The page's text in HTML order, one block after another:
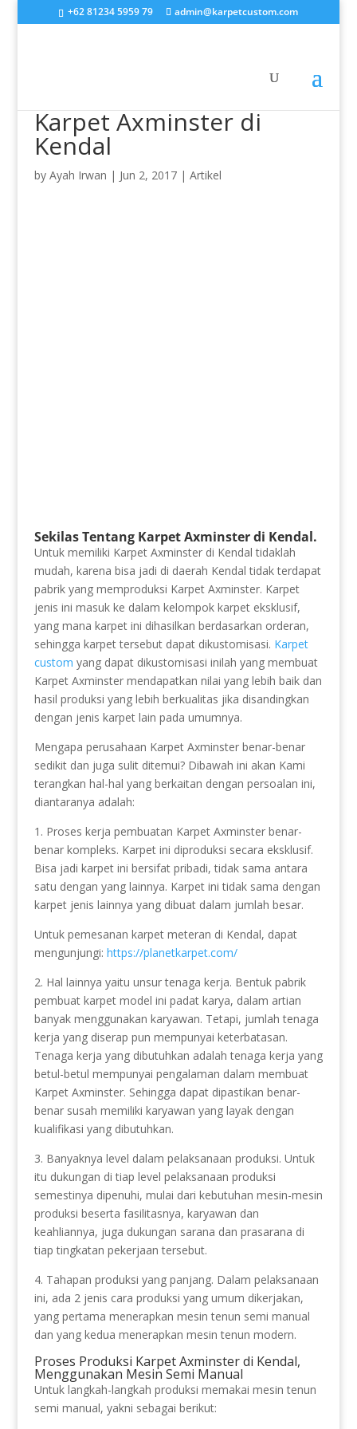
+62 81234 5959 79 admin@karpetcustom.com
Karpet Axminster di
Kendal
by Ayah Irwan | Jun 2, 2017| Artikel
Sekilas Tentang Karpet Axminster di Kendal.
Untuk memiliki Karpet Axminster di Kendal tidaklah
mudah, karena bisa jadi di daerah Kendal tidak terdapat
pabrik yang memproduksi Karpet Axminster. Karpet
jenis ini masuk ke dalam kelompok karpet eksklusif,
yang mana karpet ini dihasilkan berdasarkan orderan,
sehingga karpet tersebut dapat dikustomisasi. Karpet
custom yang dapat dikustomisasi inilah yang membuat
Karpet Axminster mendapatkan nilai yang lebih baik dan
hasil produksi yang lebih berkualitas jika disandingkan
dengan jenis karpet lain pada umumnya.
Mengapa perusahaan Karpet Axminster benar-benar
sedikit dan juga sulit ditemui? Dibawah ini akan Kami
terangkan hal-hal yang berkaitan dengan persoalan ini,
diantaranya adalah:
1. Proses kerja pembuatan Karpet Axminster benar-
benar kompleks. Karpet ini diproduksi secara eksklusif.
Bisa jadi karpet ini bersifat pribadi, tidak sama antara
satu dengan yang lainnya. Karpet ini tidak sama dengan
karpet jenis lainnya yang dibuat dalam jumlah besar.
Untuk pemesanan karpet meteran di Kendal, dapat
mengunjungi: https://planetkarpet.com/
2. Hal lainnya yaitu unsur tenaga kerja. Bentuk pabrik
pembuat karpet model ini padat karya, dalam artian
banyak menggunakan karyawan. Tetapi, jumlah tenaga
kerja yang diserap pun mempunyai keterbatasan.
Tenaga kerja yang dibutuhkan adalah tenaga kerja yang
betul-betul mempunyai pengalaman dalam membuat
Karpet Axminster. Sehingga dapat dipastikan benar-
benar susah memiliki karyawan yang layak dengan
kualifikasi yang dibutuhkan.
3. Banyaknya level dalam pelaksanaan produksi. Untuk
itu dukungan di tiap level pelaksanaan produksi
semestinya dipenuhi, mulai dari kebutuhan mesin-mesin
produksi beserta fasilitasnya, karyawan dan
keahliannya, juga dukungan sarana dan prasarana di
tiap tingkatan pekerjaan tersebut.
4. Tahapan produksi yang panjang. Dalam pelaksanaan
ini, ada 2 jenis cara produksi yang umum dikerjakan,
yang pertama menerapkan mesin tenun semi manual
dan yang kedua menerapkan mesin tenun modern.
Proses Produksi Karpet Axminster di Kendal,
Menggunakan Mesin Semi Manual
Untuk langkah-langkah produksi memakai mesin tenun
semi manual, yakni sebagai berikut: